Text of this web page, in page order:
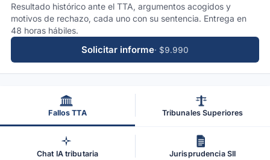
Resultado histórico ante el TTA, argumentos acogidos y
motivos de rechazo, cada uno con su sentencia. Entrega en
48 horas hábiles.
Solicitar informe· $9.990
Fallos TTA Tribunales Superiores
Chat IA tributaria Jurisprudencia SII